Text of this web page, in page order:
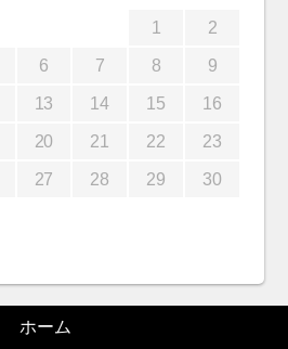
1 2
6 7 8 9
13 14 15 16
20 21 22 23
27 28 29 30
ホーム